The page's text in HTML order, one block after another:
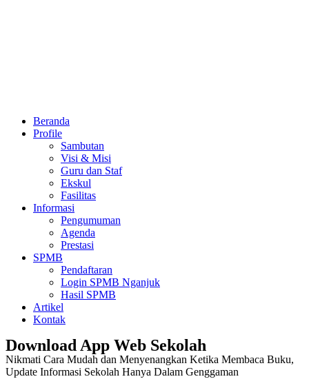
Beranda
Profile
Sambutan
Visi & Misi
Guru dan Staf
Ekskul
Fasilitas
Informasi
Pengumuman
Agenda
Prestasi
SPMB
Pendaftaran
Login SPMB Nganjuk
Hasil SPMB
Artikel
Kontak
Download App Web Sekolah
Nikmati Cara Mudah dan Menyenangkan Ketika Membaca Buku,
Update Informasi Sekolah Hanya Dalam Genggaman